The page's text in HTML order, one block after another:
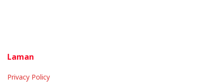
Laman
Privacy Policy